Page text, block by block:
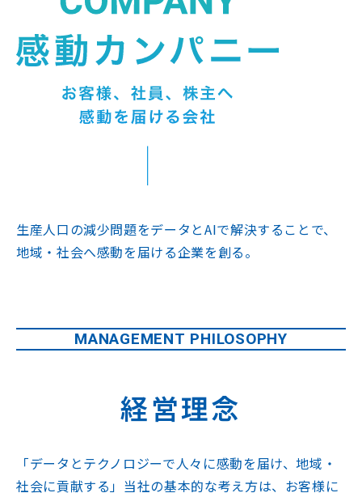
生産人口の減少問題をデータとAIで解決することで、
地域・社会へ感動を届ける企業を創る。
MANAGEMENT PHILOSOPHY
経営理念
「データとテクノロジーで人々に感動を届け、地域・
社会に貢献する」 当社の基本的な考え方は、お客様に